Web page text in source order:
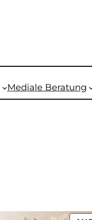
Mediale Beratung